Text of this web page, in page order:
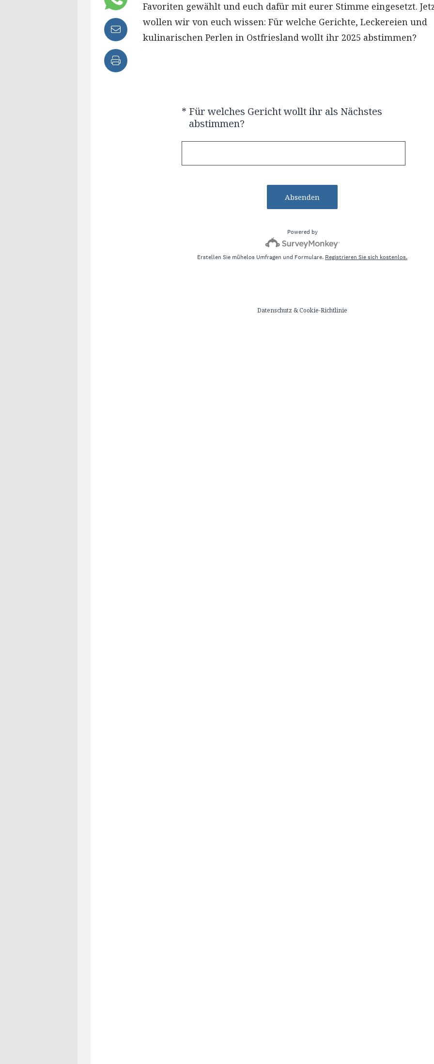
Favoriten gewählt und euch dafür mit eurer Stimme eingesetzt.
wollen wir von euch wissen: Für welche Gerichte, Leckereien und
kulinarischen Perlen in Ostfriesland wollt ihr 2025 abstimmen?